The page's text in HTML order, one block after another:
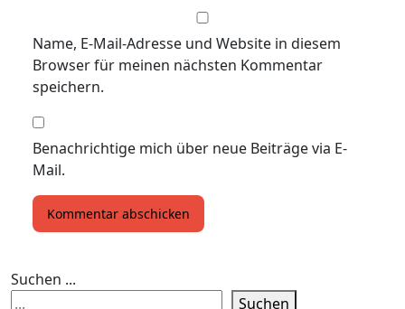
Name, E-Mail-Adresse und Website in diesem
Browser für meinen nächsten Kommentar
speichern.
Benachrichtige mich über neue Beiträge via E-
Mail.
Suchen ...
Suchen